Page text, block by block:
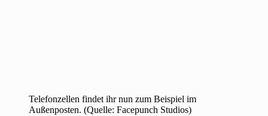
Telefonzellen findet ihr nun zum Beispiel im
Außenposten. (Quelle: Facepunch Studios)